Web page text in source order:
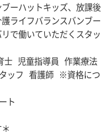
ーハットキッズ、放課後
ライフバランスバンブー
で働いていただくスタッ
士 児童指導員 作業療法
ッフ 看護師 ※資格につ
ト